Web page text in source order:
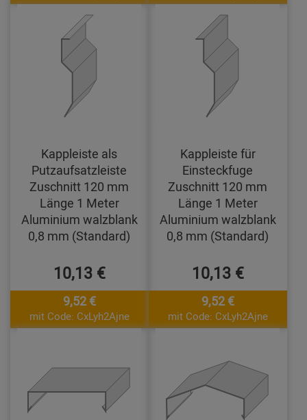
Kappleiste als
Putzaufsatzleiste
Zuschnitt 120 mm
Länge 1 Meter
Aluminium walzblank
0,8 mm (Standard)
10,13 €
9,52 €
mit Code: CxLyh2Ajne
Kappleiste für
Einsteckfuge
Zuschnitt 120 mm
Länge 1 Meter
Aluminium walzblank
0,8 mm (Standard)
10,13 €
9,52 €
mit Code: CxLyh2Ajne